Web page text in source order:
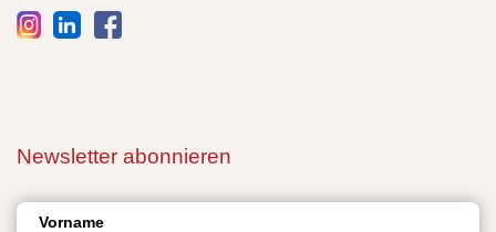
Newsletter abonnieren
Vorname